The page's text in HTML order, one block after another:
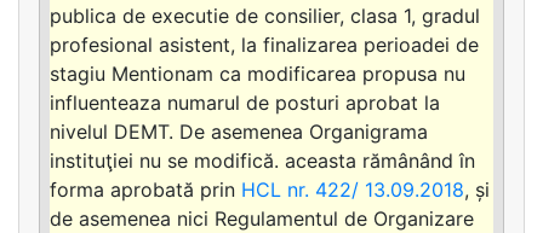
publica de executie de consilier, clasa 1, gradul
profesional asistent, la finalizarea perioadei de
stagiu Mentionam ca modificarea propusa nu
influenteaza numarul de posturi aprobat la
nivelul DEMT. De asemenea Organigrama
instituţiei nu se modifică. aceasta rămânând în
forma aprobată prin HCL nr. 422/ 13.09.2018, și
de asemenea nici Regulamentul de Organizare